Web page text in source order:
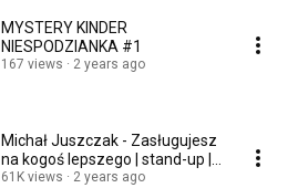
MYSTERY KINDER
NIESPODZIANKA #1
167 views 2 years ago
Michał Juszczak - Zasługujesz
na kogoś lepszego | stand-up |
2023
61K views
2 years ago